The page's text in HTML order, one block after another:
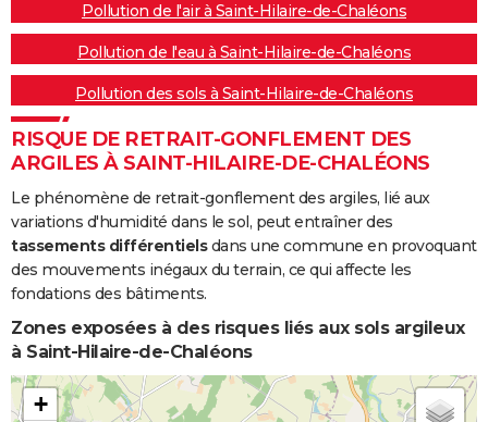
Pollution de l'air à Saint-Hilaire-de-Chaléons
Pollution de l'eau à Saint-Hilaire-de-Chaléons
Pollution des sols à Saint-Hilaire-de-Chaléons
RISQUE DE RETRAIT-GONFLEMENT DES
ARGILES À SAINT-HILAIRE-DE-CHALÉONS
Le phénomène de retrait-gonflement des argiles, lié aux
variations d'humidité dans le sol, peut entraîner des
tassements différentielsdans une commune en provoquant
des mouvements inégaux du terrain, ce qui affecte les
fondations des bâtiments.
Zones exposées à des risques liés aux sols argileux
à Saint-Hilaire-de-Chaléons
+